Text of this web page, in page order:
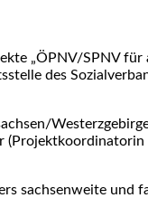
„ÖPNV/SPNV
des
sachsenweite und